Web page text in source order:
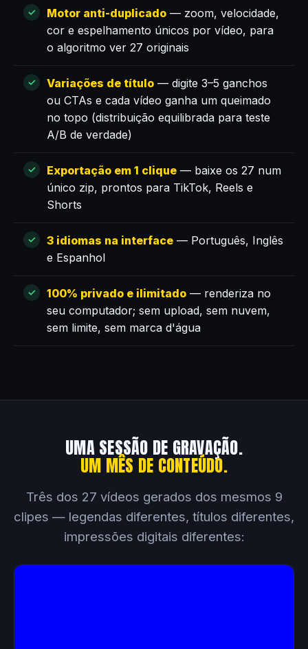
Motor anti-duplicado — zoom, velocidade,
cor e espelhamento únicos por vídeo, para
o algoritmo ver 27 originais
Variações de título — digite 3–5 ganchos
ou CTAs e cada vídeo ganha um queimado
no topo (distribuição equilibrada para teste
A/B de verdade)
Exportação em 1 clique — baixe os 27 num
único zip, prontos para TikTok, Reels e
Shorts
3 idiomas na interface — Português, Inglês
e Espanhol
100% privado e ilimitado — renderiza no
seu computador; sem upload, sem nuvem,
sem limite, sem marca d'água
UMA SESSÃO DE GRAVAÇÃO.
UM MÊS DE CONTEÚDO.
Três dos 27 vídeos gerados dos mesmos 9
clipes — legendas diferentes, títulos diferentes,
impressões digitais diferentes: